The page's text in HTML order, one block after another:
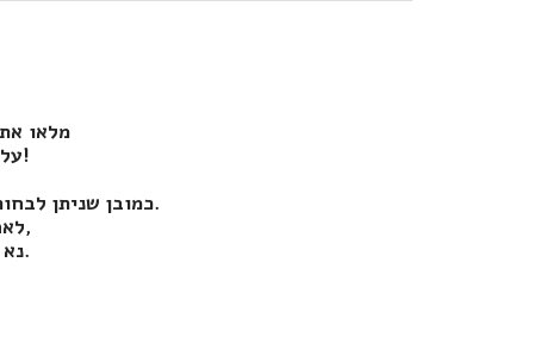
מלאו את הפרטים בחלק העליון של האתר ובתוך רגע יחזרו אליכם המומלצים ביותר
על בסיס דירוג לקוחות קודמים בנושא שערים חשמליים באזור המבוקש!
כמובן שניתן לבחור האם לקבל הצעה אחת או מספר הצעות וכמו כן לתזמן למועד אחר את קבלת ההצעות.
לאחר מילוי הפרטים המערכת שלנו תתקשר לאמת את מספר הטלפון שלכם,
נא להקיש 1 לאישור ומיד לאחר מכן בעל העסק המומלץ ביותר באזורכם.